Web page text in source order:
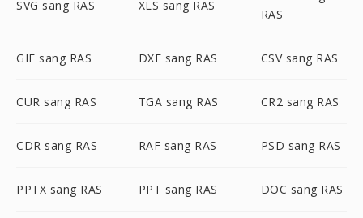
SVG sang RAS XLS sang RAS
RAS
GIF sang RAS DXF sang RAS CSV sang RAS
CUR sang RAS TGA sang RAS CR2 sang RAS
CDR sang RAS RAF sang RAS PSD sang RAS
PPTX sang RAS PPT sang RAS DOC sang RAS